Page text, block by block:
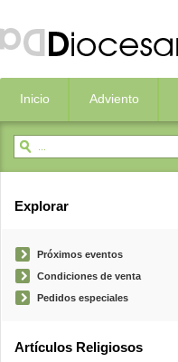
Inicio Adviento
Explorar
Próximos eventos
Condiciones de venta
Pedidos especiales
Artículos Religiosos